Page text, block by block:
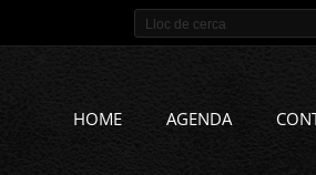
HOME AGENDA